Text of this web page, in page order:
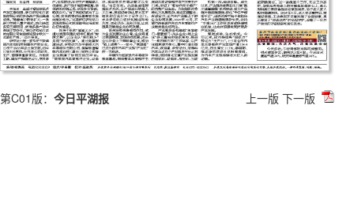
第C01版： 今日平湖报 上一版 下一版